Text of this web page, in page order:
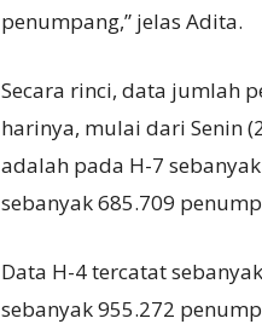
penumpang,” jelas Adita.
Secara rinci, data jumlah
harinya, mulai dari Senin
adalah pada H-7
sebanyak 685.709
Data H-4 tercatat
sebanyak 955.272